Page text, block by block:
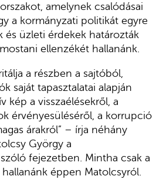
amelynek csalódásai
a kormányzati politikát egyre
és üzleti érdekek határozták
ellenzékét hallanánk.
a részben a sajtóból,
saját tapasztalatai alapján
kép a visszaélésekről, a
érvényesüléséről, a korrupció
árakról” – írja néhány
György a
fejezetben. Mintha csak a
éppen Matolcsyról.